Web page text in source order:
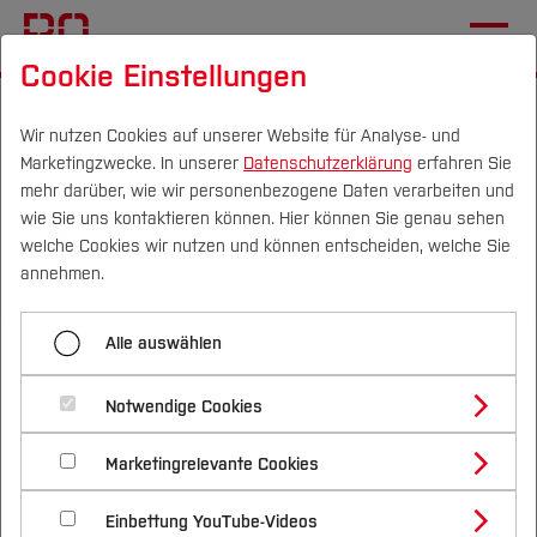
Campus Personen DE|EN Quicklinks
Studium
Studienangebote
Bachelorstudiengänge
Masterstudiengänge
Vor dem Studium
Bewerben & Einschreiben
Bewerbungsportal
Im Studium
Studienbüros und Prüfungen
Nach dem Studium
Forschung & Transfer
Profil
Forschungs- und Transferprofil
Schwerpunkte (FuT)
Beratung & Förderung
Nachhaltigkeit
Nachhaltigkeit studieren
International
Hochschulbibliothek
Schulung & Beratung
Moodlekurse
Menü aufklappen
Virtuelle Rundgänge
Moodlekurse
Offene Sprechstunde
Moodlekurse der
Hochschulbibliothek
Bei Fragen wenden Sie sich direkt an uns über
Info & Kontakt.
Cookie Einstellungen
Wir nutzen Cookies auf unserer Website für Analyse- und
Marketingzwecke. In unserer Datenschutzerklärung erfahren Sie
mehr darüber, wie wir personenbezogene Daten verarbeiten und
wie Sie uns kontaktieren können. Hier können Sie genau sehen
welche Cookies wir nutzen und können entscheiden, welche Sie
annehmen.
Alle auswählen
Notwendige Cookies
Marketingrelevante Cookies
Einbettung YouTube-Videos